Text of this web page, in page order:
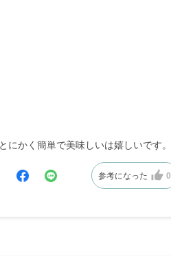
かく簡単で美味しいは嬉しいです。
参考になった 0